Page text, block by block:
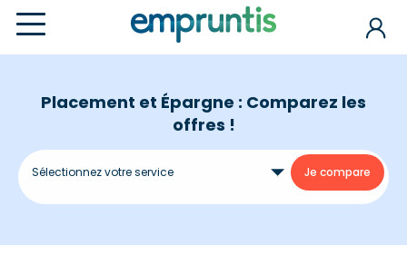
Placement et Épargne : Comparez les
offres !